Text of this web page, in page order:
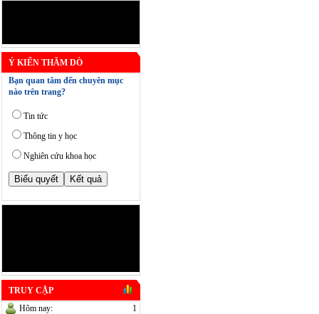
Ý KIẾN THĂM DÒ
Bạn quan tâm đến chuyên mục
nào trên trang?
Tin tức
Thông tin y học
Nghiên cứu khoa học
TRUY CẬP
Hôm nay:
1